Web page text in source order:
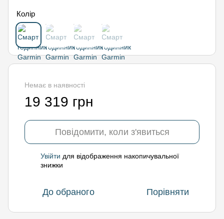
Колір
Немає в наявності
19 319 грн
Повідомити, коли з'явиться
Увійти для відображення накопичувальної
знижки
До обраного Порівняти